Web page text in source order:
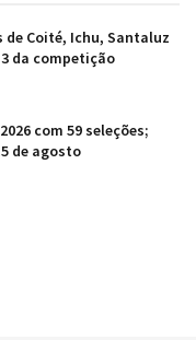
Coité, Ichu, Santaluz
da competição
com 59 seleções;
de agosto